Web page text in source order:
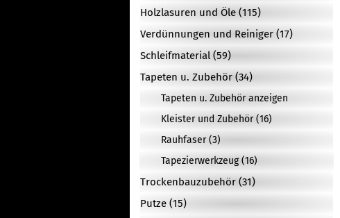
Holzlasuren und Öle (115)
Verdünnungen und Reiniger (17)
Schleifmaterial (59)
Tapeten u. Zubehör (34)
Tapeten u. Zubehör anzeigen
Kleister und Zubehör (16)
Rauhfaser (3)
Tapezierwerkzeug (16)
Trockenbauzubehör (31)
Putze (15)